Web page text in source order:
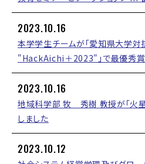
2023.10.16
本学学生チームが「愛知県大学対
"HackAichi＋2023"」で最優秀賞
2023.10.16
地域科学部 牧 秀樹 教授が「火
しました
2023.10.12